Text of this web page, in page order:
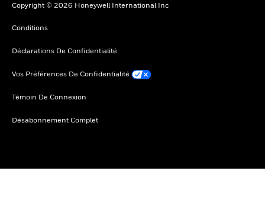
Copyright © 2026 Honeywell International Inc
Conditions
Déclarations De Confidentialité
Vos Préférences De Confidentialité
Témoin De Connexion
Désabonnement Complet